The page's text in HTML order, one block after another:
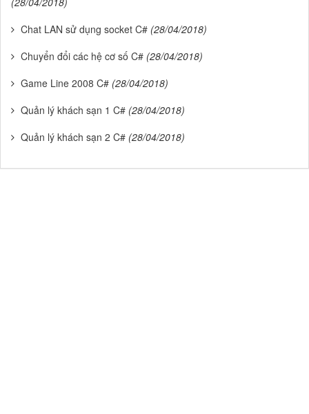
Chat LAN sử dụng socket C# (28/04/2018)
Chuyển đổi các hệ cơ số C# (28/04/2018)
Game Line 2008 C# (28/04/2018)
Quản lý khách sạn 1 C# (28/04/2018)
Quản lý khách sạn 2 C# (28/04/2018)